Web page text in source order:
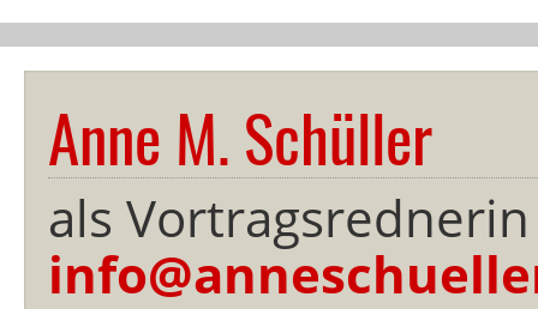
Anne M. Schüller
als